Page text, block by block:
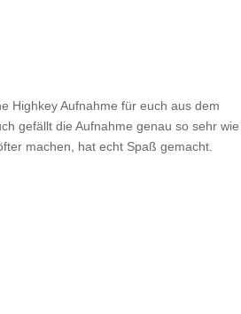
Highkey Aufnahme für euch aus dem
gefällt die Aufnahme genau so sehr wie
machen, hat echt Spaß gemacht.